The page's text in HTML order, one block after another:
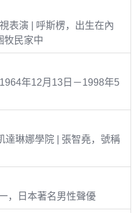
表演 | 呼斯楞，出生在內
牧民家中
年12月13日－1998年5
琳娜學院 | 張智堯，號稱
，日本著名男性聲優